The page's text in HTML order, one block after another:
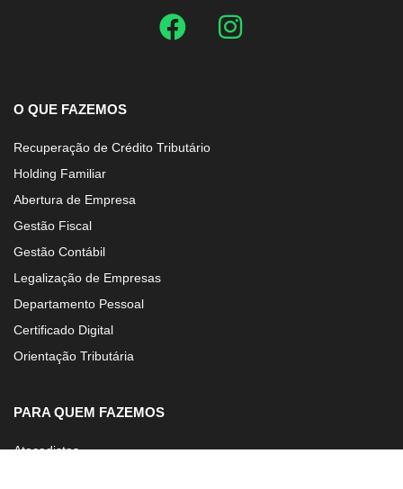
O QUE FAZEMOS
Recuperação de Crédito Tributário
Holding Familiar
Abertura de Empresa
Gestão Fiscal
Gestão Contábil
Legalização de Empresas
Departamento Pessoal
Certificado Digital
Orientação Tributária
PARA QUEM FAZEMOS
Atacadistas